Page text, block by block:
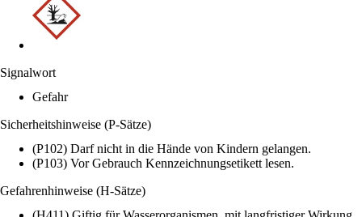
Signalwort
Gefahr
Sicherheitshinweise (P-Sätze)
(P102) Darf nicht in die Hände von Kindern gelangen.
(P103) Vor Gebrauch Kennzeichnungsetikett lesen.
Gefahrenhinweise (H-Sätze)